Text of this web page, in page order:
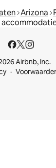
Arizona
Airbnb, Inc.